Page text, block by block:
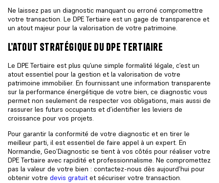
Ne laissez pas un diagnostic manquant ou erroné compromettre
votre transaction. Le DPE Tertiaire est un gage de transparence et
un atout majeur pour la valorisation de votre patrimoine.
l’atout stratégique du dpe tertiaire
Le DPE Tertiaire est plus qu’une simple formalité légale, c’est un
atout essentiel pour la gestion et la valorisation de votre
patrimoine immobilier. En fournissant une information transparente
sur la performance énergétique de votre bien, ce diagnostic vous
permet non seulement de respecter vos obligations, mais aussi de
rassurer les futurs occupants et d’identifier les leviers de
croissance pour vos projets.
Pour garantir la conformité de votre diagnostic et en tirer le
meilleur parti, il est essentiel de faire appel à un expert. En
Normandie, Geo’Diagnostic se tient à vos côtés pour réaliser votre
DPE Tertiaire avec rapidité et professionnalisme. Ne compromettez
pas la valeur de votre bien : contactez-nous dès aujourd’hui pour
obtenir votre devis gratuit et sécuriser votre transaction.